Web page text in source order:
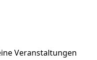
Veranstaltungen